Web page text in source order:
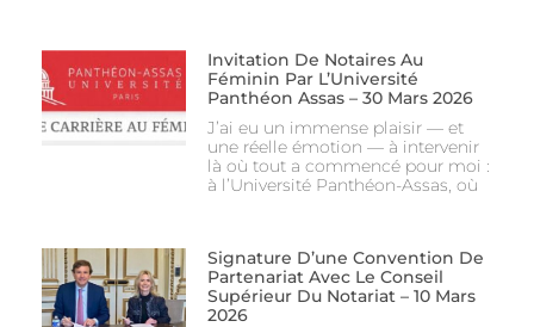
Invitation De Notaires Au
Féminin Par L’Université
Panthéon Assas – 30 Mars 2026
J’ai eu un immense plaisir — et
une réelle émotion — à intervenir
là où tout a commencé pour moi :
à l’Université Panthéon-Assas, où
Signature D’une Convention De
Partenariat Avec Le Conseil
Supérieur Du Notariat – 10 Mars
2026